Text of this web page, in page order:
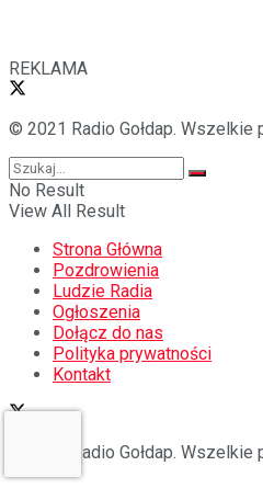
REKLAMA
© 2021 Radio Gołdap. Wszelkie
No Result
View All Result
Strona Główna
Pozdrowienia
Ludzie Radia
Ogłoszenia
Dołącz do nas
Polityka prywatności
Kontakt
© 2021 Radio Gołdap.